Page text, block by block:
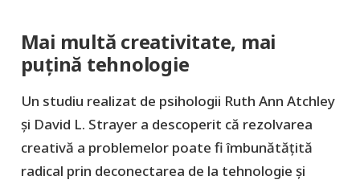
Mai multă creativitate, mai
puțină tehnologie
Un studiu realizat de psihologii Ruth Ann Atchley
și David L. Strayer a descoperit că rezolvarea
creativă a problemelor poate fi îmbunătățită
radical prin deconectarea de la tehnologie și